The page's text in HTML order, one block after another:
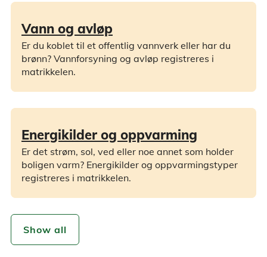
Vann og avløp
Er du koblet til et offentlig vannverk eller har du
brønn? Vannforsyning og avløp registreres i
matrikkelen.
Energikilder og oppvarming
Er det strøm, sol, ved eller noe annet som holder
boligen varm? Energikilder og oppvarmingstyper
registreres i matrikkelen.
Show all